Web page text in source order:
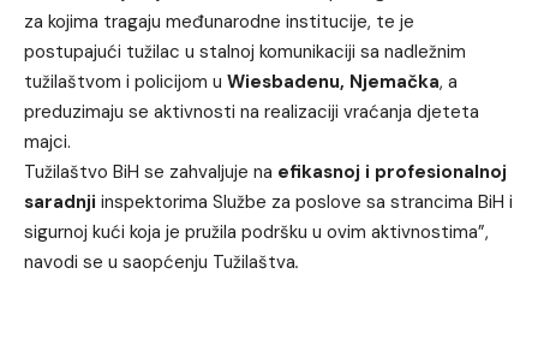
za kojima tragaju međunarodne institucije, te je
postupajući tužilac u stalnoj komunikaciji sa nadležnim
tužilaštvom i policijom u Wiesbadenu, Njemačka, a
preduzimaju se aktivnosti na realizaciji vraćanja djeteta
majci.
Tužilaštvo BiH se zahvaljuje na efikasnoj i profesionalnoj
saradnji inspektorima Službe za poslove sa strancima BiH i
sigurnoj kući koja je pružila podršku u ovim aktivnostima”,
navodi se u saopćenju Tužilaštva.